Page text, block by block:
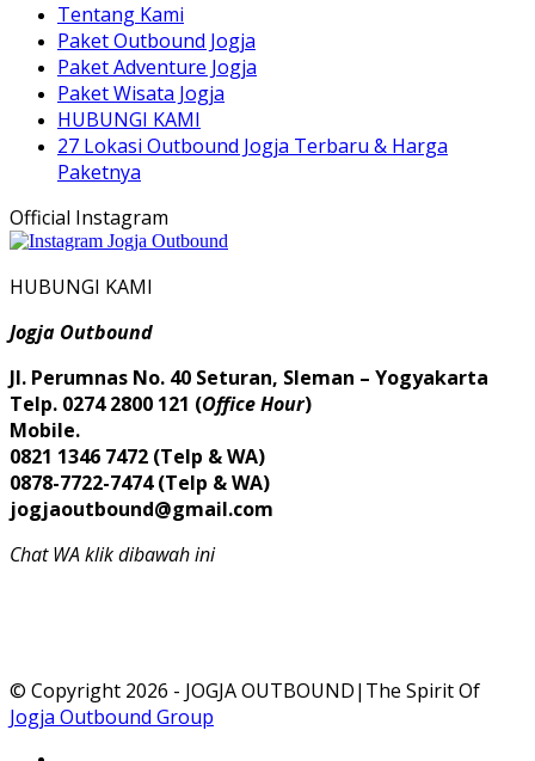
Tentang Kami
Paket Outbound Jogja
Paket Adventure Jogja
Paket Wisata Jogja
HUBUNGI KAMI
27 Lokasi Outbound Jogja Terbaru & Harga
Paketnya
Official Instagram
HUBUNGI KAMI
Jogja Outbound
Jl. Perumnas No. 40 Seturan, Sleman – Yogyakarta
Telp. 0274 2800 121 (Office Hour)
Mobile.
0821 1346 7472 (Telp & WA)
0878-7722-7474 (Telp & WA)
jogjaoutbound@gmail.com
Chat WA klik dibawah ini
© Copyright 2026 - JOGJA OUTBOUND|The Spirit Of
Jogja Outbound Group